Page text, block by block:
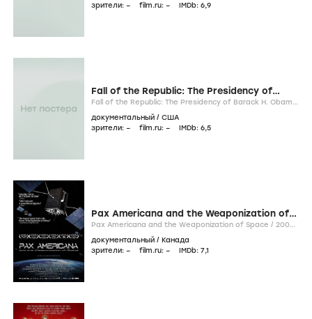
зрители: – film.ru: – IMDb: 6,9
Fall of the Republic: The Presidency of
Barack H. Obama
Fall of the Republic: The Presidency of Barack H. Obama
документальный / США
зрители: – film.ru: – IMDb: 6,5
Pax Americana and the Weaponization of
Space
Pax Americana and the Weaponization of Space / 2009
документальный / Канада
зрители: – film.ru: – IMDb: 7,1